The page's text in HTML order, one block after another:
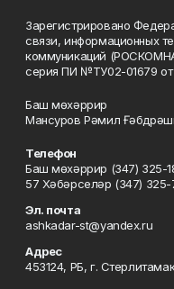
Зарегистрировано
связи, информационных
коммуникаций
серия ПИ №ТУ02-01679
Баш мөхәррир
Мансуров Рәмил
Телефон
Баш мөхәррир (347) 325-
57 Хәбәрселәр (347)
Эл. почта
ashkadar-st@yandex.ru
Адрес
453124, РБ, г.